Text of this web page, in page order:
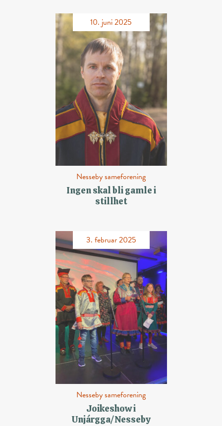
10. juni 2025
Nesseby sameforening
Ingen skal bli gamle i
stillhet
3. februar 2025
Nesseby sameforening
Joikeshow i
Unjárgga/Nesseby